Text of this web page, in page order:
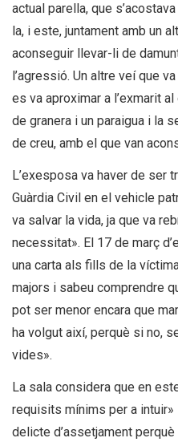
actual parella, que
la, i este, juntament amb un
aconseguir llevar-li de
l’agressió. Un altre veí que
es va aproximar a l’exmarit
de granera i un paraigua i la
de creu, amb el que van
L’exesposa va haver de ser
Guàrdia Civil en el vehicle
va salvar la vida, ja que va
necessitat». El 17 de març
una carta als fills de la
majors i sabeu comprendre
pot ser menor encara que
ha volgut així, perquè si no,
vides».
La sala considera que en
requisits mínims per a
delicte d’assetjament perquè